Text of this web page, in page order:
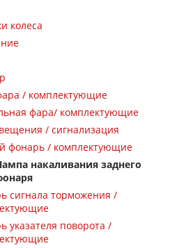
колеса
/ комплектующие
фара/ комплектующие
/ сигнализация
фонарь / комплектующие
накаливания заднего
сигнала торможения /
указателя поворота /